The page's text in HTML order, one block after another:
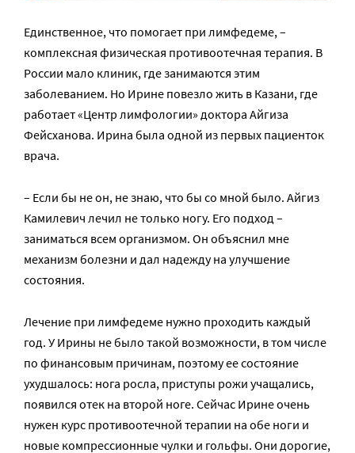
Единственное, что помогает при лимфедеме, –
комплексная физическая противоотечная терапия. В
России мало клиник, где занимаются этим
заболеванием. Но Ирине повезло жить в Казани, где
работает «Центр лимфологии» доктора Айгиза
Фейсханова. Ирина была одной из первых пациенток
врача.
– Если бы не он, не знаю, что бы со мной было. Айгиз
Камилевич лечил не только ногу. Его подход –
заниматься всем организмом. Он объяснил мне
механизм болезни и дал надежду на улучшение
состояния.
Лечение при лимфедеме нужно проходить каждый
год. У Ирины не было такой возможности, в том числе
по финансовым причинам, поэтому ее состояние
ухудшалось: нога росла, приступы рожи учащались,
появился отек на второй ноге. Сейчас Ирине очень
нужен курс противоотечной терапии на обе ноги и
новые компрессионные чулки и гольфы. Они дорогие,